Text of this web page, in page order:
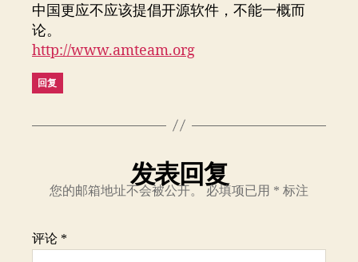
中国更应不应该提倡开源软件，不能一概而
论。
http://www.amteam.org
回复
发表回复
您的邮箱地址不会被公开。 必填项已用 * 标注
评论 *